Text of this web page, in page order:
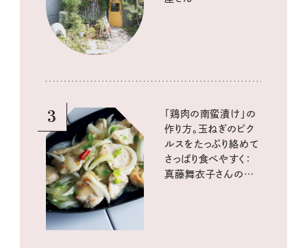
3
「鶏肉の南蛮漬け」の
作り方。玉ねぎのピク
ルスをたっぷり絡めて
さっぱり食べやすく：
真藤舞衣子さんの発